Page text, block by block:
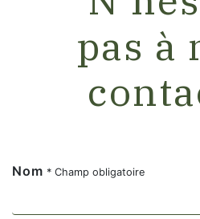
pas à
Nom * Champ obligatoire